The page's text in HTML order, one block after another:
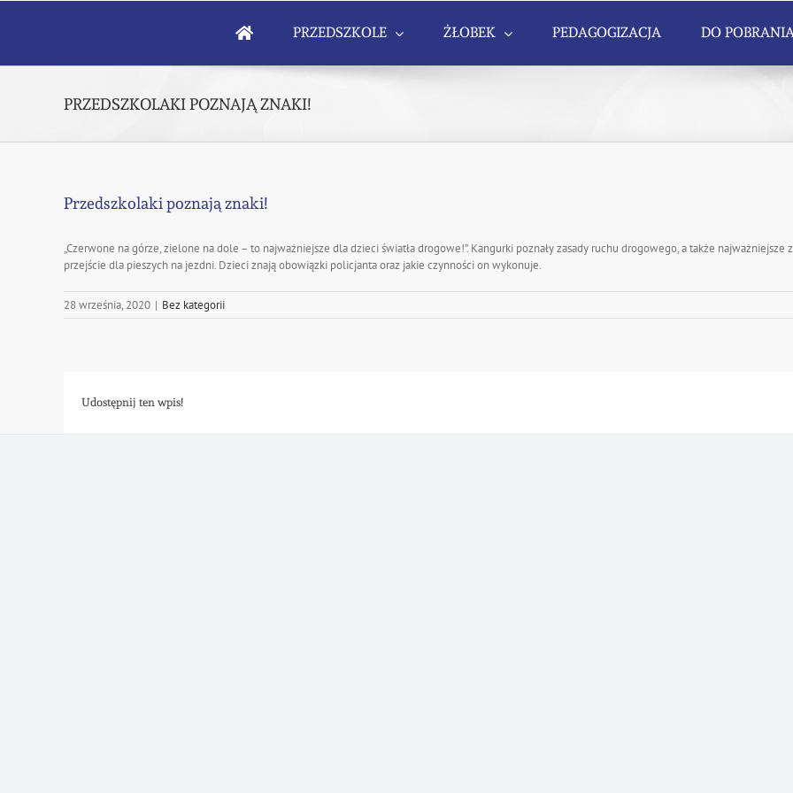
PRZEDSZKOLE ŻŁOBEK PEDAGOGIZACJA DO
PRZEDSZKOLAKI POZNAJĄ ZNAKI!
Przedszkolaki poznają znaki!
„Czerwone na górze, zielone na dole – to najważniejsze dla dzieci światła drogowe!”. Kangurki poznały zasady ruchu drogowego, a także
przejście dla pieszych na jezdni. Dzieci znają obowiązki policjanta oraz jakie czynności on wykonuje.
28 września, 2020 | Bez kategorii
Udostępnij ten wpis!